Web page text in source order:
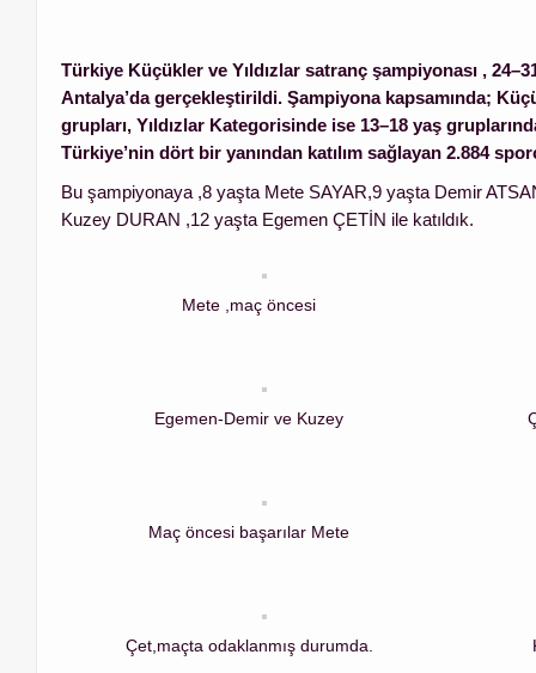
Türkiye Küçükler ve Yıldızlar satranç şampiyonası ,
Antalya’da gerçekleştirildi. Şampiyona kapsamında;
grupları, Yıldızlar Kategorisinde ise 13–18 yaş
Türkiye’nin dört bir yanından katılım sağlayan 2.884
Bu şampiyonaya ,8 yaşta Mete SAYAR,9 yaşta Demir
Kuzey DURAN ,12 yaşta Egemen ÇETİN ile katıldık.
Mete ,maç öncesi
Egemen-Demir ve Kuzey
Maç öncesi başarılar Mete
Çet,maçta odaklanmış durumda.